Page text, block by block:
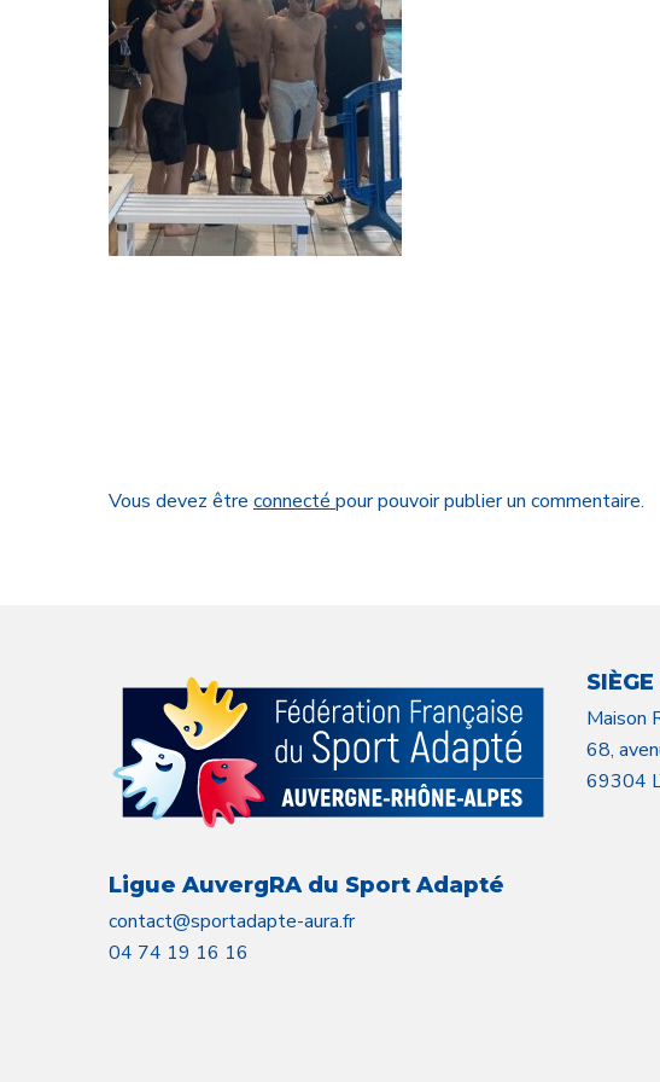
Vous devez être connecté pour pouvoir publier un commentaire.
Ligue AuvergRA du Sport Adapté
contact@sportadapte-aura.fr
04 74 19 16 16
Maison
68,
69304